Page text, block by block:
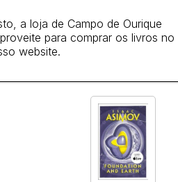
2
5
at
io
a loja de Campo de Ourique
para comprar os livros no
website.